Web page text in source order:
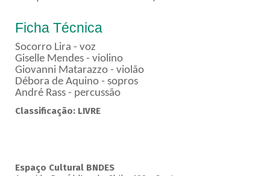
Ficha Técnica
Socorro Lira - voz
Giselle Mendes - violino
Giovanni Matarazzo - violão
Débora de Aquino - sopros
André Rass - percussão
Classificação: LIVRE
Espaço Cultural BNDES